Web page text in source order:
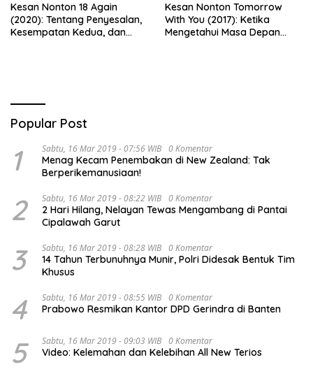
Kesan Nonton 18 Again
(2020): Tentang Penyesalan,
Kesempatan Kedua, dan
Kesan Nonton Tomorrow
With You (2017): Ketika
Mengetahui Masa Depan
Popular Post
1 Sabtu, 16 Mar 2019 - 07:56 WIB 0 Komentar
Menag Kecam Penembakan di New Zealand: Tak
Berperikemanusiaan!
2 Sabtu, 16 Mar 2019 - 08:22 WIB 0 Komentar
2 Hari Hilang, Nelayan Tewas Mengambang di Pantai
Cipalawah Garut
3 Sabtu, 16 Mar 2019 - 08:28 WIB 0 Komentar
14 Tahun Terbunuhnya Munir, Polri Didesak Bentuk Tim
Khusus
4 Sabtu, 16 Mar 2019 - 08:55 WIB 0 Komentar
Prabowo Resmikan Kantor DPD Gerindra di Banten
5 Sabtu, 16 Mar 2019 - 09:03 WIB 0 Komentar
Video: Kelemahan dan Kelebihan All New Terios